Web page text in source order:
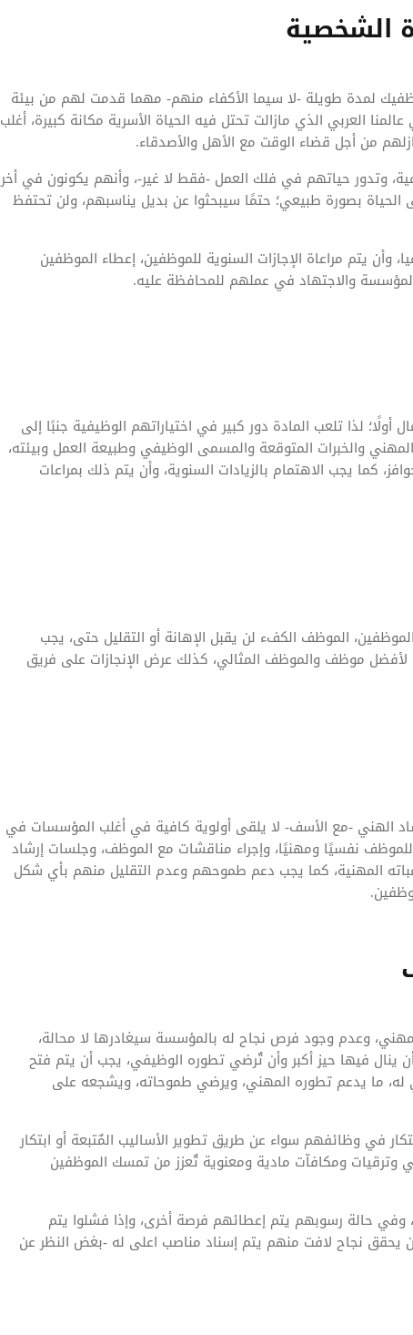
الشخصية
لمدة طويلة -لا سيما الأكفاء منهم- مهما قدمت لهم من بيئة
العربي الذي مازالت تحتل فيه الحياة الأسرية مكانة كبيرة، أغلب
من أجل قضاء الوقت مع الأهل والأصدقاء.
وتدور حياتهم في فلك العمل -فقط لا غير-، وأنهم يكونون في أخر
بصورة طبيعي؛ حتمًا سيبحثوا عن بديل يناسبهم، ولن تحتفظ
ساعات العمل من 40 إلى 60 أسبوعيا، وأن يتم مراعاة الإجازات السنوية للموظفين، إعطاء الموظفين
والاجتهاد في عملهم للمحافظة عليه.
أولًا؛ لذا تلعب المادة دور كبير في اختياراتهم الوظيفية جنبًا إلى
والخبرات المتوقعة والمسمى الوظيفي وطبيعة العمل وبيئته،
كما يجب الاهتمام بالزيادات السنوية، وأن يتم ذلك بمراعات
الموظف الكفء لن يقبل الإهانة أو التقليل حتى، يجب
لأفضل موظف والموظف المثالي، كذلك عرض الإنجازات على فريق
الهني -مع الأسف- لا يلقى أولوية كافية في أغلب المؤسسات في
للموظف نفسيًا ومهنيًا، وإجراء مناقشات مع الموظف، وجلسات إرشاد
المهنية، كما يجب دعم طموحهم وعدم التقليل منهم بأي شكل
وعدم وجود فرص نجاح له بالمؤسسة سيغادرها لا محالة،
ينال فيها حيز أكبر وأن تٌرضي تطوره الوظيفي، يجب أن يتم فتح
له، ما يدعم تطوره المهني، ويرضي طموحاته، ويشجعه على
في وظائفهم سواء عن طريق تطوير الأساليب المٌتبعة أو ابتكار
ومكافآت مادية ومعنوية تٌعزز من تمسك الموظفين
وفي حالة رسوبهم يتم إعطائهم فرصة أخرى، وإذا فشلوا يتم
نجاح لافت منهم يتم إسناد مناصب اعلى له -بغض النظر عن